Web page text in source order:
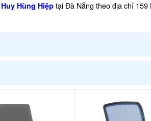
Hùng Hiệptại Đà Nẵng theo địa chỉ 159